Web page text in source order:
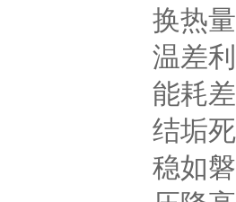
换热
温差
能耗
结垢
稳如